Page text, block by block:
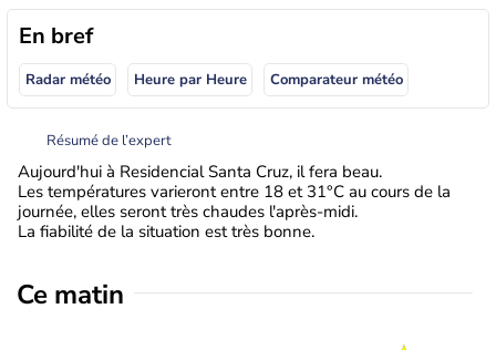
En bref
Radar météo Heure par Heure Comparateur météo
Résumé de l’expert
Aujourd'hui à Residencial Santa Cruz, il fera beau.
Les températures varieront entre 18 et 31°C au cours de la
journée, elles seront très chaudes l'après-midi.
La fiabilité de la situation est très bonne.
Ce matin